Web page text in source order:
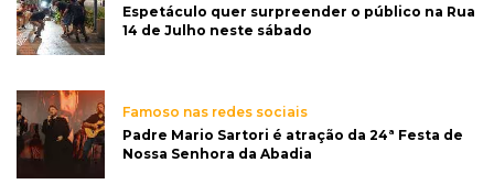
Espetáculo quer surpreender o público na Rua
14 de Julho neste sábado
Famoso nas redes sociais
Padre Mario Sartori é atração da 24ª Festa de
Nossa Senhora da Abadia